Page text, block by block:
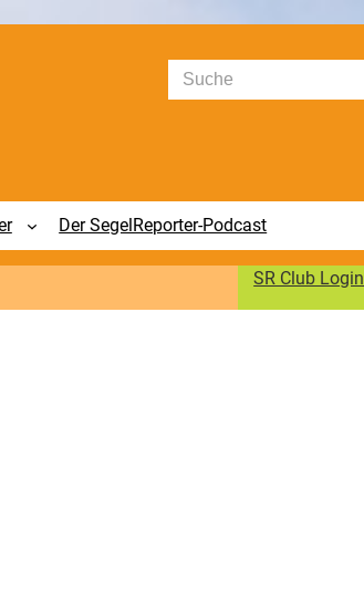
Suchen
Der SegelReporter-Podcast
SR Club Login